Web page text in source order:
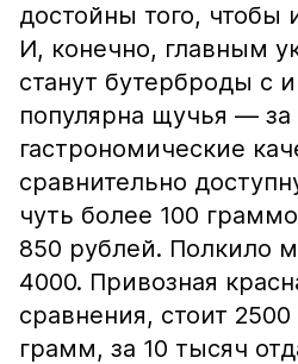
достойны того, чтобы
И, конечно, главным
станут бутерброды с
популярна щучья — за
гастрономические
сравнительно
чуть более 100
850 рублей. Полкило
4000. Привозная
сравнения, стоит
грамм, за 10 тысяч